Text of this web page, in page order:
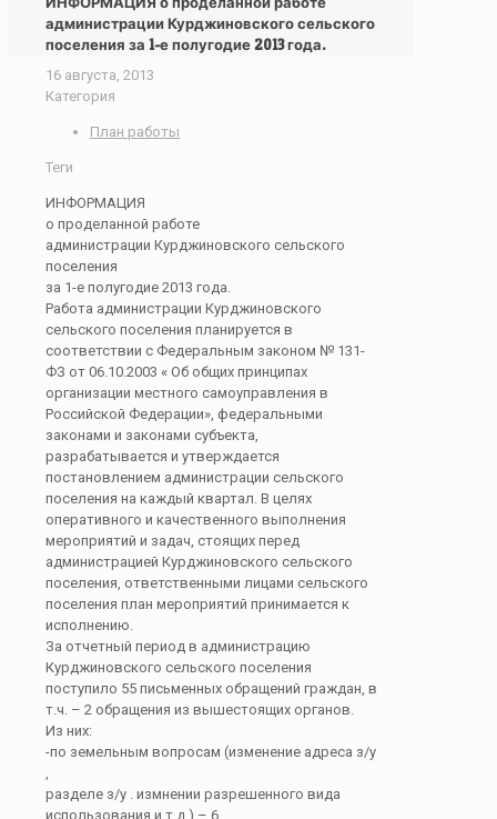
администрации Курджиновского сельского
поселения за 1-е полугодие 2013 года.
16 августа, 2013
Категория
План работы
Теги
ИНФОРМАЦИЯ
о проделанной работе
администрации Курджиновского сельского
поселения
за 1-е полугодие 2013 года.
Работа администрации Курджиновского
сельского поселения планируется в
соответствии с Федеральным законом № 131-
ФЗ от 06.10.2003 « Об общих принципах
организации местного самоуправления в
Российской Федерации», федеральными
законами и законами субъекта,
разрабатывается и утверждается
постановлением администрации сельского
поселения на каждый квартал. В целях
оперативного и качественного выполнения
мероприятий и задач, стоящих перед
администрацией Курджиновского сельского
поселения, ответственными лицами сельского
поселения план мероприятий принимается к
исполнению.
За отчетный период в администрацию
Курджиновского сельского поселения
поступило 55 письменных обращений граждан, в
т.ч. – 2 обращения из вышестоящих органов.
Из них:
-по земельным вопросам (изменение адреса з/у
,
разделе з/у . измнении разрешенного вида
использования и т.д.) – 6